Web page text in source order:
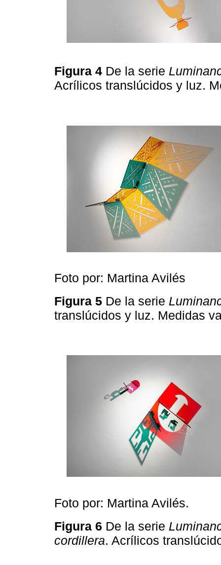
Figura 4 De la serie
Acrílicos translúcidos y luz.
Foto por: Martina Avilés
Figura 5 De la serie
translúcidos y luz. Medidas
Foto por: Martina Avilés.
Figura 6 De la serie
cordillera. Acrílicos